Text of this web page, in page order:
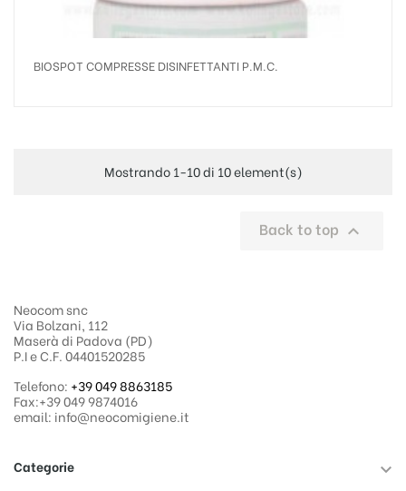
BIOSPOT COMPRESSE DISINFETTANTI P.M.C.
Mostrando 1-10 di 10 element(s)
Back to top 
Neocom snc
Via Bolzani, 112
Maserà di Padova (PD)
P.I e C.F. 04401520285
Telefono: +39 049 8863185
Fax:+39 049 9874016
email: info@neocomigiene.it
Categorie 